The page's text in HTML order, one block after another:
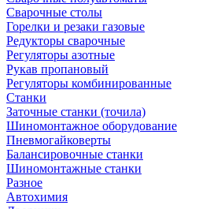
Сварочные столы
Горелки и резаки газовые
Редукторы сварочные
Регуляторы азотные
Рукав пропановый
Регуляторы комбинированные
Станки
Заточные станки (точила)
Шиномонтажное оборудование
Пневмогайковерты
Балансировочные станки
Шиномонтажные станки
Разное
Автохимия